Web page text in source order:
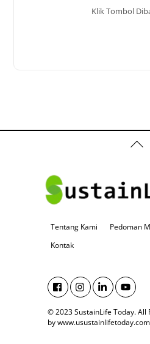
Klik Tombol
Back
To
Tentang Kami Pedoman
Kontak
© 2023 SustainLife Today. All
by www.usustainlifetoday.com